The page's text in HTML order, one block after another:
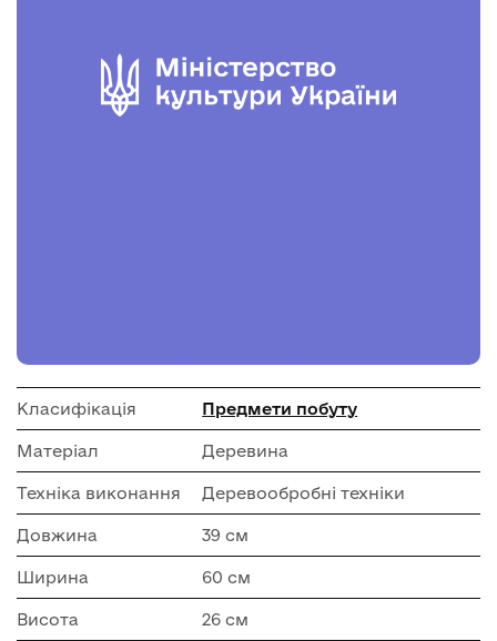
Класифікація Предмети побуту
Матеріал Деревина
Техніка виконання Деревообробні техніки
Довжина 39 см
Ширина 60 см
Висота 26 см